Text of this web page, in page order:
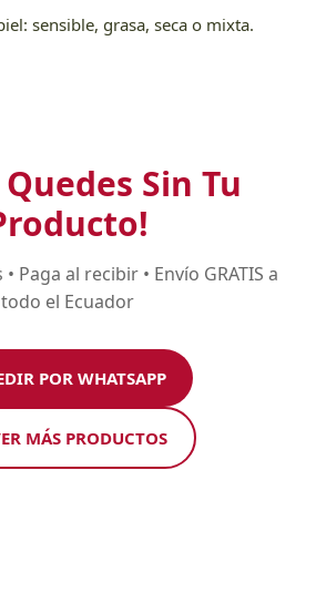
sensible, grasa, seca o mixta.
Quedes Sin Tu
Paga al recibir • Envío GRATIS a
todo el Ecuador
POR WHATSAPP
MÁS PRODUCTOS